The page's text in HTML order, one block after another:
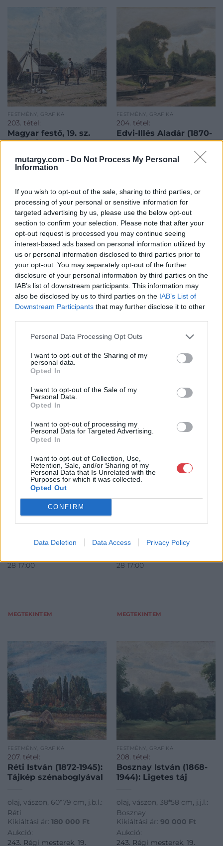
mutargy.com - Do Not Process My Personal
Information
If you wish to opt-out of the sale, sharing to third parties, or
processing of your personal or sensitive information for
targeted advertising by us, please use the below opt-out
section to confirm your selection. Please note that after your
opt-out request is processed you may continue seeing
interest-based ads based on personal information utilized by
us or personal information disclosed to third parties prior to
your opt-out. You may separately opt-out of the further
disclosure of your personal information by third parties on the
IAB’s list of downstream participants. This information may
also be disclosed by us to third parties on the IAB’s List of
Downstream Participants that may further disclose it to other
Personal Data Processing Opt Outs
I want to opt-out of the Sharing of my
personal data.
Opted In
I want to opt-out of the Sale of my
Personal Data.
Opted In
I want to opt-out of processing my
Personal Data for Targeted Advertising.
Opted In
I want to opt-out of Collection, Use,
Retention, Sale, and/or Sharing of my
Personal Data that Is Unrelated with the
Purposes for which it was collected.
Opted Out
CONFIRM
Data Deletion Data Access Privacy Policy
FESTMÉNY, GRAFIKA
203. tétel:
Magyar festő, 19. sz.
második fele:
Kikiáltási ár:
Ft
Aukció:
243. Régi mesterek, 19.
századi művészek
Aukció időpontja: 2019-05-
28 17:00
MEGTEKINTEM
FESTMÉNY, GRAFIKA
204. tétel:
Edvi-Illés Aladár (1870-
1958): Patakpart híddal
E. Illés A.
Kikiáltási ár:
90 000
Aukció:
243. Régi mesterek, 19.
századi művészek
Aukció időpontja: 2019-05-
28 17:00
MEGTEKINTEM
FESTMÉNY, GRAFIKA
205. tétel:
(1873-1942): Legelésző
Lengyel-Reinfuss E.
Kikiáltási ár:120 000Ft
Aukció:
századi művészek
28 17:00
MEGTEKINTEM
FESTMÉNY, GRAFIKA
(1886-1975): Katonák
búcsúztatása, 1915
Aukció:
századi művészek
28 17:00
MEGTEKINTEM
FESTMÉNY, GRAFIKA
207. tétel:
Réti István (1872-1945):
Tájkép szénaboglyával
olaj, vászon, 60*79 cm, j.b.l.:
Réti
Kikiáltási ár: 180 000 Ft
Aukció:
243. Régi mesterek, 19.
FESTMÉNY, GRAFIKA
208. tétel:
Bosznay István (1868-
1944): Ligetes táj
olaj, vászon, 38*58 cm, j.j.l.:
Bosznay
Kikiáltási ár: 90 000 Ft
Aukció:
243. Régi mesterek, 19.